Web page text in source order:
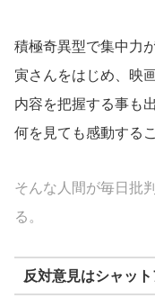
積極奇異型で集中力
寅さんをはじめ、映
内容を把握する事も
何を見ても感動する
そんな人間が毎日批
る。
反対意見はシャット